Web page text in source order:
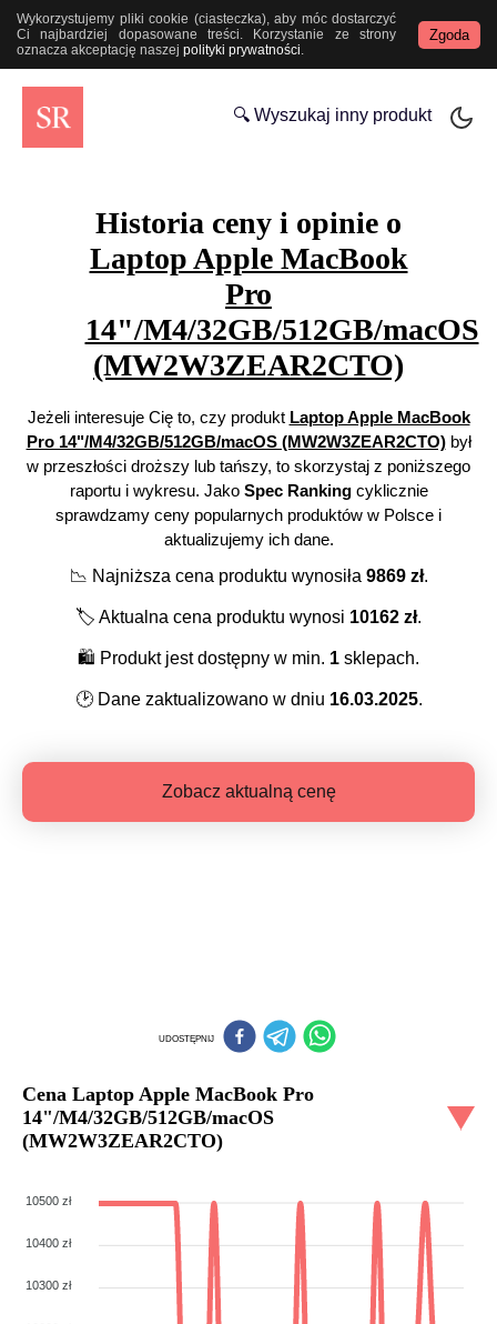
Wykorzystujemy pliki cookie (ciasteczka), aby móc dostarczyć
Ci najbardziej dopasowane treści. Korzystanie ze strony
oznacza akceptację naszej polityki prywatności.
Zgoda
🔍 Wyszukaj inny produkt
Historia ceny i opinie o
Laptop Apple MacBook
Pro
14"/M4/32GB/512GB/macOS
(MW2W3ZEAR2CTO)
Jeżeli interesuje Cię to, czy produkt Laptop Apple MacBook
Pro 14"/M4/32GB/512GB/macOS (MW2W3ZEAR2CTO)był
w przeszłości droższy lub tańszy, to skorzystaj z poniższego
raportu i wykresu. Jako Spec Rankingcyklicznie
sprawdzamy ceny popularnych produktów w Polsce i
aktualizujemy ich dane.
📉 Najniższa cena produktu wynosiła 9869zł.
🏷️ Aktualna cena produktu wynosi 10162 zł.
🛍️ Produkt jest dostępny w min. 1 sklepach.
🕑Dane zaktualizowano w dniu 16.03.2025.
Zobacz aktualną cenę
UDOSTĘPNIJ
Cena Laptop Apple MacBook Pro
14"/M4/32GB/512GB/macOS
(MW2W3ZEAR2CTO)
10500 zł
10400 zł
10300 zł